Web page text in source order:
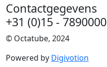
Contactgegevens
+31 (0)15 - 7890000
© Octatube, 2024
Powered by Digivotion